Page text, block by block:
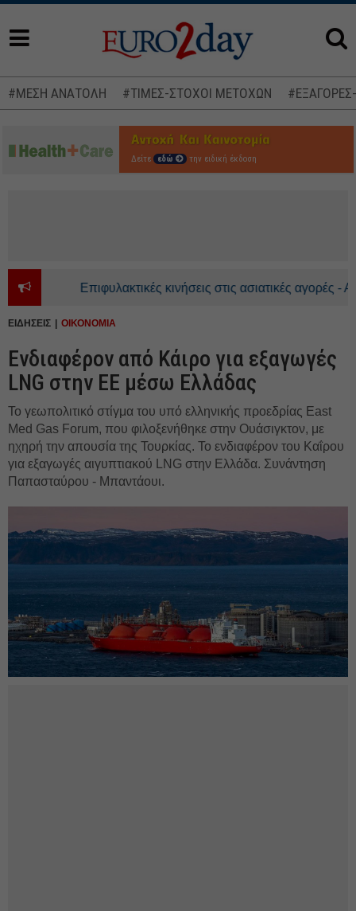
#ΜΕΣΗ ΑΝΑΤΟΛΗ #ΤΙΜΕΣ-ΣΤΟΧΟΙ ΜΕΤΟΧΩΝ
Δείτε εδώ την ειδική έκδοση
Επιφυλακτικές κινήσεις στις ασιατικές αγορές -
ΕΙΔΗΣΕΙΣ ΟΙΚΟΝΟΜΙΑ
Ενδιαφέρον από Κάιρο για εξαγωγές
LNG στην ΕΕ μέσω Ελλάδας
Το γεωπολιτικό στίγμα τoυ υπό ελληνικής προεδρίας East
Med Gas Forum, που φιλοξενήθηκε στην Ουάσιγκτον, με
ηχηρή την απουσία της Τουρκίας. Το ενδιαφέρον του Καΐρου
για εξαγωγές αιγυπτιακού LNG στην Ελλάδα. Συνάντηση
Παπασταύρου - Μπαντάουι.